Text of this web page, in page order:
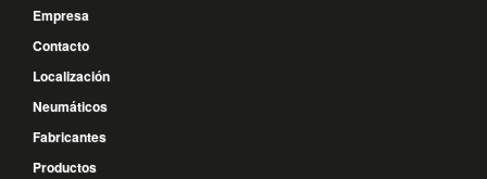
Empresa
Contacto
Localización
Neumáticos
Fabricantes
Productos